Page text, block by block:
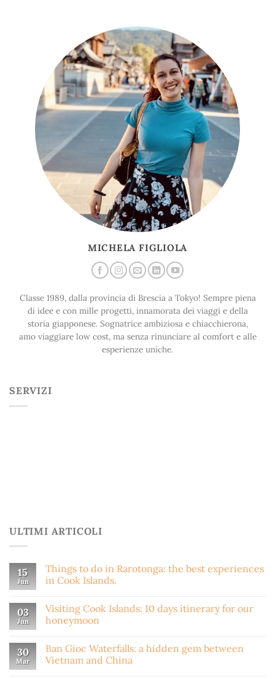
MICHELA FIGLIOLA
Classe 1989, dalla provincia di Brescia a Tokyo! Sempre piena
di idee e con mille progetti, innamorata dei viaggi e della
storia giapponese. Sognatrice ambiziosa e chiacchierona,
amo viaggiare low cost, ma senza rinunciare al comfort e alle
esperienze uniche.
SERVIZI
ULTIMI ARTICOLI
15
Jun
Things to do in Rarotonga: the best experiences
in Cook Islands.
03
Jun
Visiting Cook Islands: 10 days itinerary for our
honeymoon
30
Mar
Ban Gioc Waterfalls: a hidden gem between
Vietnam and China